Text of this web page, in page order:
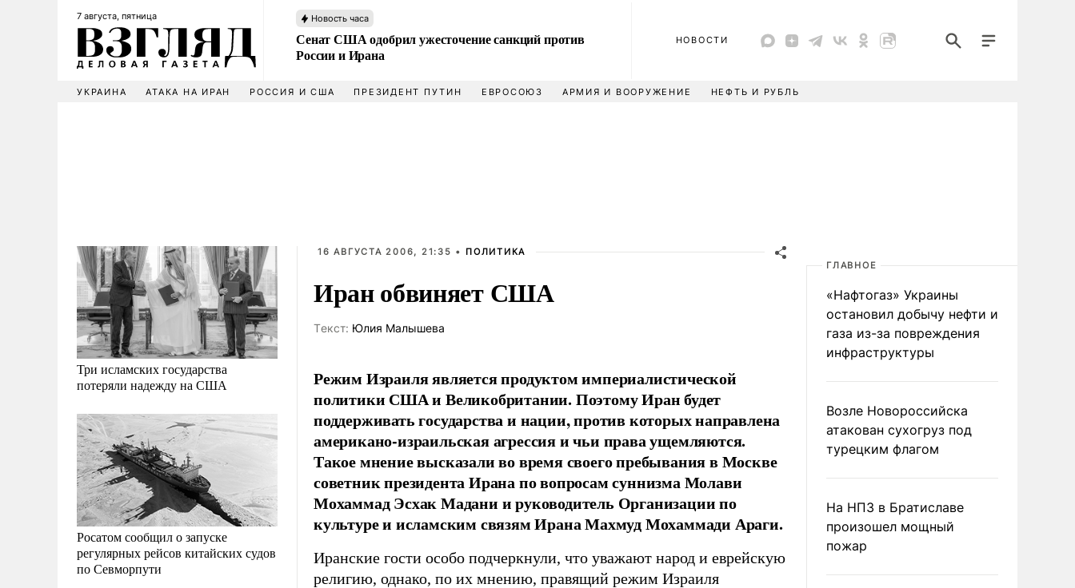
7 августа, пятница Новость часа
Сенат США одобрил ужесточение санкций против
России и Ирана
НОВОСТИ
УКРАИНА АТАКА НА ИРАН РОССИЯ И США ПРЕЗИДЕНТ ПУТИН ЕВРОСОЮЗ АРМИЯ И ВООРУЖЕНИЕ НЕФТЬ И РУБЛЬ
Три исламских государства
потеряли надежду на США
Росатом сообщил о запуске
регулярных рейсов китайских судов
по Севморпути
16 АВГУСТА 2006, 21:35 • ПОЛИТИКА
Иран обвиняет США
Tекст: Юлия Малышева
Режим Израиля является продуктом империалистической
политики США и Великобритании. Поэтому Иран будет
поддерживать государства и нации, против которых направлена
американо-израильская агрессия и чьи права ущемляются.
Такое мнение высказали во время своего пребывания в Москве
советник президента Ирана по вопросам суннизма Молави
Мохаммад Эсхак Мадани и руководитель Организации по
культуре и исламским связям Ирана Махмуд Мохаммади Араги.
Иранские гости особо подчеркнули, что уважают народ и еврейскую
религию, однако, по их мнению, правящий режим Израиля
ГЛАВНОЕ
«Нафтогаз» Украины
остановил добычу нефти и
газа из-за повреждения
инфраструктуры
Возле Новороссийска
атакован сухогруз под
турецким флагом
На НПЗ в Братиславе
произошел мощный
пожар